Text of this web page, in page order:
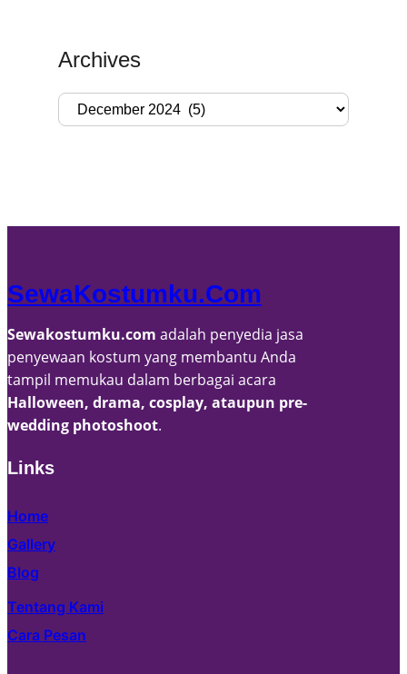
Archives
A
r
SewaKostumku.com
Sewakostumku.com adalah penyedia jasa
penyewaan kostum yang membantu Anda
tampil memukau dalam berbagai acara
Halloween, drama, cosplay, ataupun pre-
wedding photoshoot.
Links
Home
Gallery
Blog
Tentang Kami
Cara Pesan